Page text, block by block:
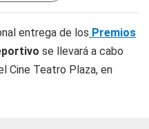
entrega de los Premios
se llevará a cabo
Cine Teatro Plaza, en